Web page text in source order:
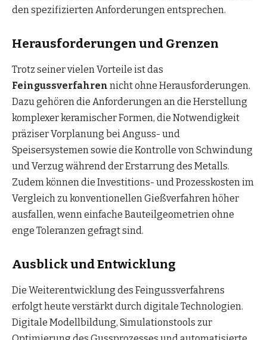
den spezifizierten Anforderungen entsprechen.
Herausforderungen und Grenzen
Trotz seiner vielen Vorteile ist das
Feingussverfahren nicht ohne Herausforderungen.
Dazu gehören die Anforderungen an die Herstellung
komplexer keramischer Formen, die Notwendigkeit
präziser Vorplanung bei Anguss- und
Speisersystemen sowie die Kontrolle von Schwindung
und Verzug während der Erstarrung des Metalls.
Zudem können die Investitions- und Prozesskosten im
Vergleich zu konventionellen Gießverfahren höher
ausfallen, wenn einfache Bauteilgeometrien ohne
enge Toleranzen gefragt sind.
Ausblick und Entwicklung
Die Weiterentwicklung des Feingussverfahrens
erfolgt heute verstärkt durch digitale Technologien.
Digitale Modellbildung, Simulationstools zur